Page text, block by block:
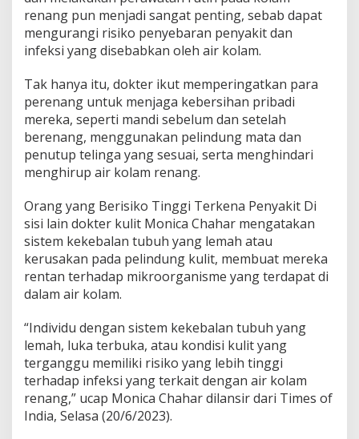
renang pun menjadi sangat penting, sebab dapat
mengurangi risiko penyebaran penyakit dan
infeksi yang disebabkan oleh air kolam.
Tak hanya itu, dokter ikut memperingatkan para
perenang untuk menjaga kebersihan pribadi
mereka, seperti mandi sebelum dan setelah
berenang, menggunakan pelindung mata dan
penutup telinga yang sesuai, serta menghindari
menghirup air kolam renang.
Orang yang Berisiko Tinggi Terkena Penyakit Di
sisi lain dokter kulit Monica Chahar mengatakan
sistem kekebalan tubuh yang lemah atau
kerusakan pada pelindung kulit, membuat mereka
rentan terhadap mikroorganisme yang terdapat di
dalam air kolam.
“Individu dengan sistem kekebalan tubuh yang
lemah, luka terbuka, atau kondisi kulit yang
terganggu memiliki risiko yang lebih tinggi
terhadap infeksi yang terkait dengan air kolam
renang,” ucap Monica Chahar dilansir dari Times of
India, Selasa (20/6/2023).